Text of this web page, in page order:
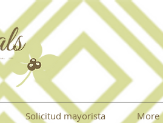
Solicitud mayorista More